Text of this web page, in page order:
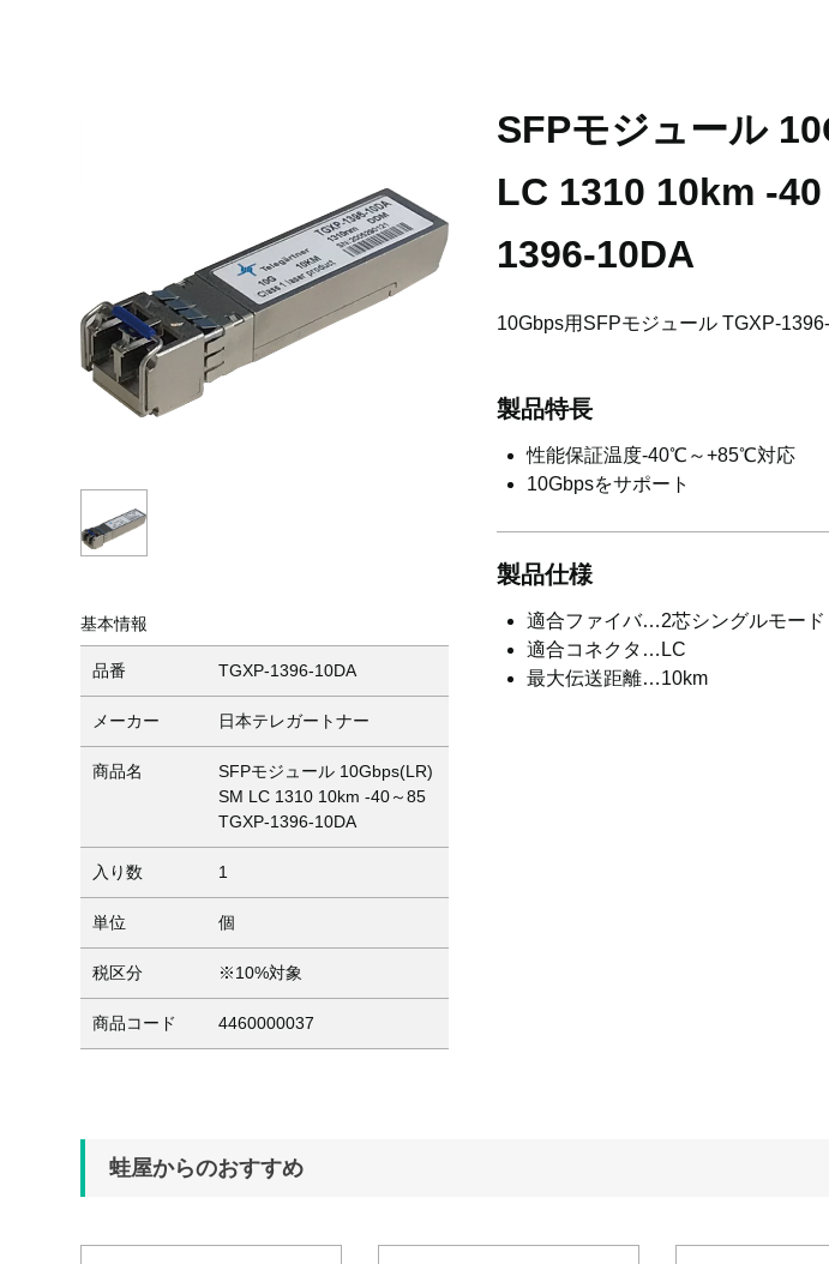
基本情報
品番 TGXP-1396-10DA
メーカー 日本テレガートナー
商品名
SFPモジュール 10Gbps(LR)
SM LC 1310 10km -40～85
TGXP-1396-10DA
入り数 1
単位 個
税区分 ※10%対象
商品コード 4460000037
SFPモジュール
LC 1310 10km -
1396-10DA
10Gbps用SFPモジュール TGXP-
製品特長
性能保証温度-40℃～+85℃対応
10Gbpsをサポート
製品仕様
適合ファイバ…2芯シングルモード
適合コネクタ…LC
最大伝送距離…10km
蛙屋からのおすすめ